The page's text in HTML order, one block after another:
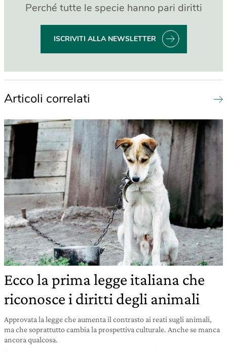
Perché tutte le specie hanno pari diritti
ISCRIVITI ALLA NEWSLETTER
Articoli correlati
Ecco la prima legge italiana che
riconosce i diritti degli animali
Approvata la legge che aumenta il contrasto ai reati sugli animali,
ma che soprattutto cambia la prospettiva culturale. Anche se manca
ancora qualcosa.